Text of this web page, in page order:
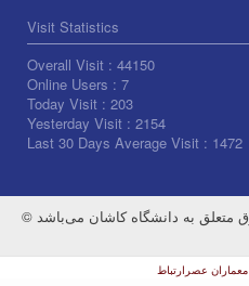
Visit Statistics
Overall Visit : 44150
Online Users : 7
Today Visit : 203
Yesterday Visit : 2154
Last 30 Days Average Visit : 1472
معماران عصر‌ارتباط